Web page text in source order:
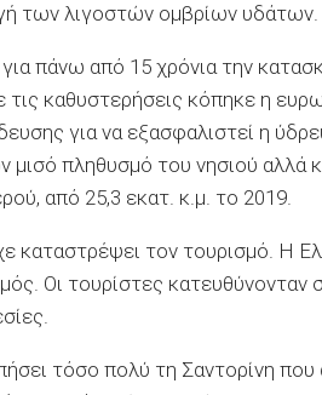
των λιγοστών ομβρίων
πάνω από 15 χρόνια την
τις καθυστερήσεις κόπηκε η
για να εξασφαλιστεί η
πληθυσμό του νησιού αλλά
από 25,3 εκατ. κ.μ. το 2019.
καταστρέψει τον τουρισμό. Η
Οι τουρίστες
τόσο πολύ τη Σαντορίνη